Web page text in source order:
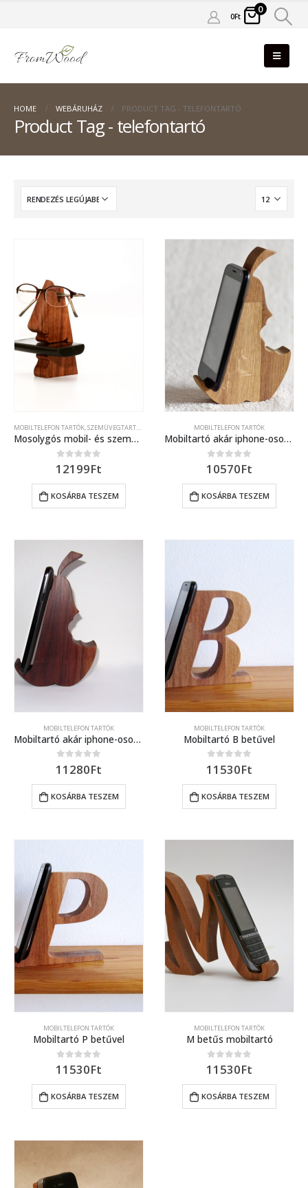
0Ft
0
HOME WEBÁRUHÁZ PRODUCT TAG - TELEFONTARTÓ
Product Tag - telefontartó
MOBILTELEFON TARTÓK,SZEMÜVEGTARTÓK
Mosolygós mobil- és szemüvegtartó, 2in1 – diófából
0 out of 5
12199Ft
KOSÁRBA TESZEM
MOBILTELEFON TARTÓK
Mobiltartó akár iphone-osoknak is (tölgy)
0 out of 5
10570Ft
KOSÁRBA TESZEM
MOBILTELEFON TARTÓK
Mobiltartó akár iphone-osoknak is (fekete dió)
0 out of 5
11280Ft
KOSÁRBA TESZEM
MOBILTELEFON TARTÓK
Mobiltartó B betűvel
0 out of 5
11530Ft
KOSÁRBA TESZEM
MOBILTELEFON TARTÓK
Mobiltartó P betűvel
0 out of 5
11530Ft
KOSÁRBA TESZEM
MOBILTELEFON TARTÓK
M betűs mobiltartó
0 out of 5
11530Ft
KOSÁRBA TESZEM